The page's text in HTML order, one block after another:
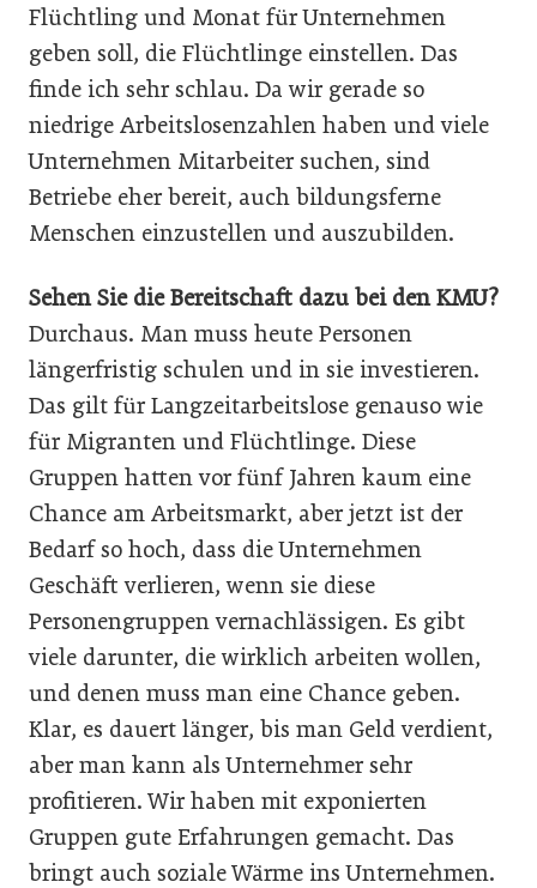
Flüchtling und Monat für Unternehmen
geben soll, die Flüchtlinge einstellen. Das
finde ich sehr schlau. Da wir gerade so
niedrige Arbeitslosenzahlen haben und viele
Unternehmen Mitarbeiter suchen, sind
Betriebe eher bereit, auch bildungsferne
Menschen einzustellen und auszubilden.
Sehen Sie die Bereitschaft dazu bei den KMU?
Durchaus. Man muss heute Personen
längerfristig schulen und in sie investieren.
Das gilt für Langzeitarbeitslose genauso wie
für Migranten und Flüchtlinge. Diese
Gruppen hatten vor fünf Jahren kaum eine
Chance am Arbeitsmarkt, aber jetzt ist der
Bedarf so hoch, dass die Unternehmen
Geschäft verlieren, wenn sie diese
Personengruppen vernachlässigen. Es gibt
viele darunter, die wirklich arbeiten wollen,
und denen muss man eine Chance geben.
Klar, es dauert länger, bis man Geld verdient,
aber man kann als Unternehmer sehr
profitieren. Wir haben mit exponierten
Gruppen gute Erfahrungen gemacht. Das
bringt auch soziale Wärme ins Unternehmen.